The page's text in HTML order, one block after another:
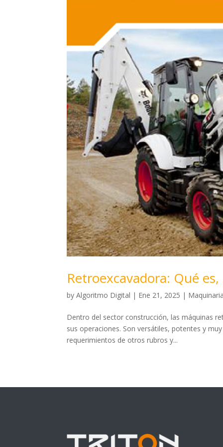
Retroexcavadora: Qué
byAlgoritmo Digital | Ene 21, 2025 |
Dentro del sector construcción, las máquinas
sus operaciones. Son versátiles, potentes y
requerimientos de otros rubros y...